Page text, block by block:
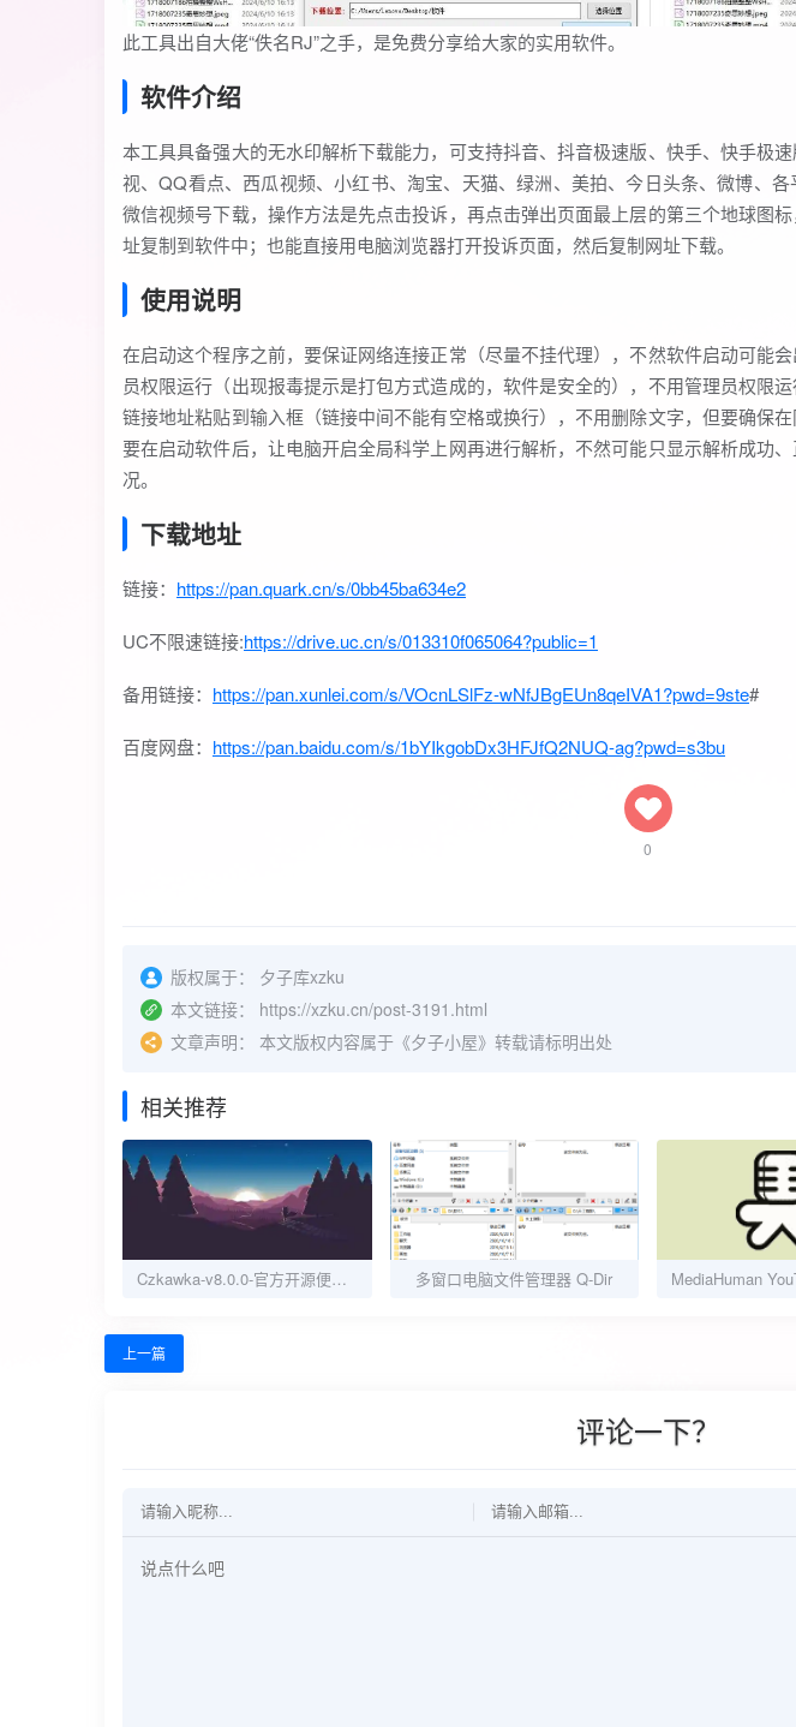
此工具出自大佬“佚名RJ”之手，是免费分享给大家的实用软件。
软件介绍
本工具具备强大的无水印解析下载能力，可支持抖音、抖音极速版、快手、快手极
视、QQ看点、西瓜视频、小红书、淘宝、天猫、绿洲、美拍、今日头条、微博、
微信视频号下载，操作方法是先点击投诉，再点击弹出页面最上层的第三个地球图
址复制到软件中；也能直接用电脑浏览器打开投诉页面，然后复制网址下载。
使用说明
在启动这个程序之前，要保证网络连接正常（尽量不挂代理），不然软件启动可能
员权限运行（出现报毒提示是打包方式造成的，软件是安全的），不用管理员权限
链接地址粘贴到输入框（链接中间不能有空格或换行），不用删除文字，但要确保
要在启动软件后，让电脑开启全局科学上网再进行解析，不然可能只显示解析成功
况。
下载地址
链接： https://pan.quark.cn/s/0bb45ba634e2
UC不限速链接:https://drive.uc.cn/s/013310f065064?public=1
备用链接： https://pan.xunlei.com/s/VOcnLSlFz-wNfJBgEUn8qeIVA1?pwd=9ste#
百度网盘： https://pan.baidu.com/s/1bYIkgobDx3HFJfQ2NUQ-ag?pwd=s3bu
0
版权属于：
夕子库xzku
本文链接：
https://xzku.cn/post-3191.html
文章声明：
本文版权内容属于《夕子小屋》转载请标明出处
相关推荐
Czkawka-v8.0.0-官方开源便携版[Rust语言编写的重复文件查找工具] 多窗口电脑文件管理器 Q-Dir
上一篇
评论一下？